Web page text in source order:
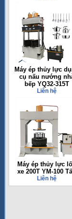
Máy ép thủy lực
cụ nấu nướng
bếp YQ32-315T
Liên hệ
Máy ép thủy lực
xe 200T YM-100
Liên hệ